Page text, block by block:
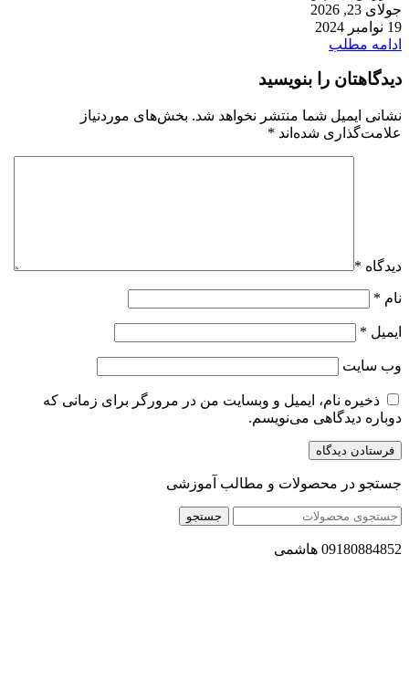
جولای 23, 2026
19 نوامبر 2024
ادامه مطلب
دیدگاهتان را بنویسید
نشانی ایمیل شما منتشر نخواهد شد. بخش‌های موردنیاز
علامت‌گذاری شده‌اند *
دیدگاه *
نام *
ایمیل *
وب‌ سایت
ذخیره نام، ایمیل و وبسایت من در مرورگر برای زمانی که
دوباره دیدگاهی می‌نویسم.
جستجو در محصولات و مطالب آموزشی
جستجو
09180884852 هاشمی